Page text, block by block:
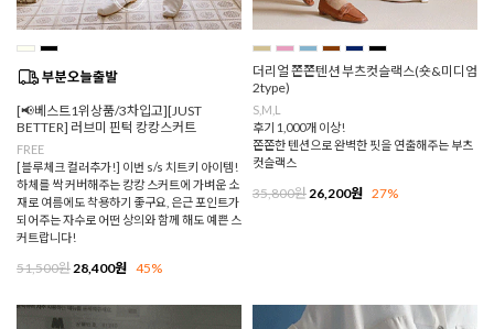
[📢베스트1위상품/3차입고][JUST
BETTER] 러브미 핀턱 캉캉스커트
FREE
[블루체크 컬러추가!] 이번 s/s 치트키 아이템!
하체를 싹 커버해주는 캉캉 스커트에 가벼운 소
재로 여름에도 착용하기 좋구요, 은근 포인트가
되어주는 자수로 어떤 상의와 함께 해도 예쁜 스
커트랍니다!
51,500원 28,400원 45%
더리얼 쫀쫀텐션 부츠컷슬랙스(숏&미디엄
2type)
S,M,L
후기 1,000개 이상!
쫀쫀한 텐션으로 완벽한 핏을 연출해주는 부츠
컷슬랙스
35,800원 26,200원 27%